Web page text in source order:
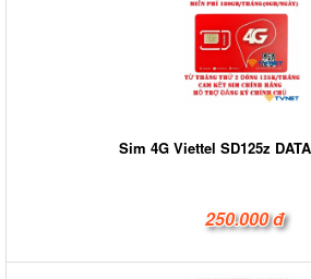
Sim 4G Viettel SD125z
250.000 đ